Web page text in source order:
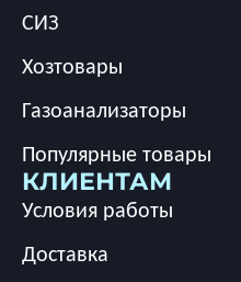
СИЗ
Хозтовары
Газоанализаторы
Популярные товары
КЛИЕНТАМ
Условия работы
Доставка